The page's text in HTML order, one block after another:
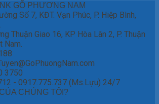
GỖ PHƯƠNG NAM
Số 7, KĐT. Vạn Phúc, P. Hiệp Bình,
Thuận Giao 16, KP Hòa Lân 2, P. Thuận
Nam.
3750
- 0917.775.737 (Ms.Lựu) 24/7
CHÚNG TÔI?